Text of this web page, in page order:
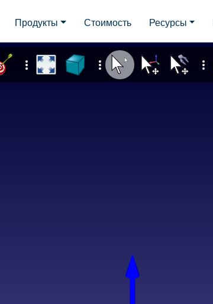
Продукты Стоимость Ресурсы